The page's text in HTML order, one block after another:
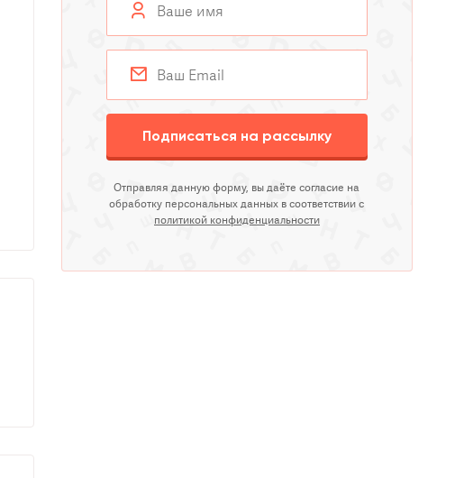
Подписаться на рассылку
Отправляя данную форму, вы даёте согласие на
обработку персональных данных в соответствии с
политикой конфиденциальности